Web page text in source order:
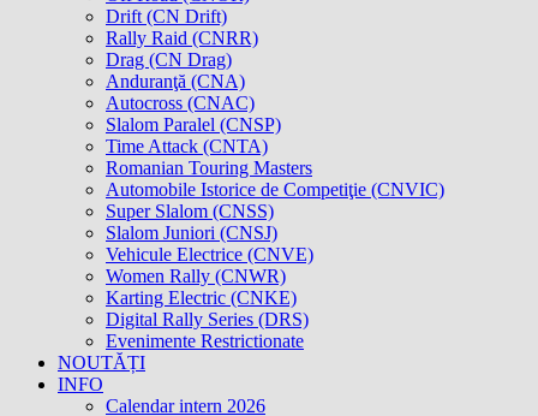
Drift (CN Drift)
Rally Raid (CNRR)
Drag (CN Drag)
Anduranţă (CNA)
Autocross (CNAC)
Slalom Paralel (CNSP)
Time Attack (CNTA)
Romanian Touring Masters
Automobile Istorice de Competiţie (CNVIC)
Super Slalom (CNSS)
Slalom Juniori (CNSJ)
Vehicule Electrice (CNVE)
Women Rally (CNWR)
Karting Electric (CNKE)
Digital Rally Series (DRS)
Evenimente Restrictionate
NOUTĂȚI
INFO
Calendar intern 2026